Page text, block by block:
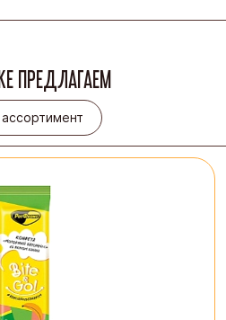
ПРЕДЛАГАЕМ